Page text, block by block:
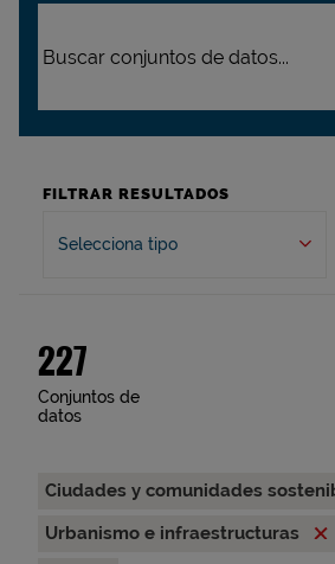
FILTRAR RESULTADOS
Selecciona tipo
227
Conjuntos de
datos
Ciudades y comunidades
Urbanismo e infraestructuras